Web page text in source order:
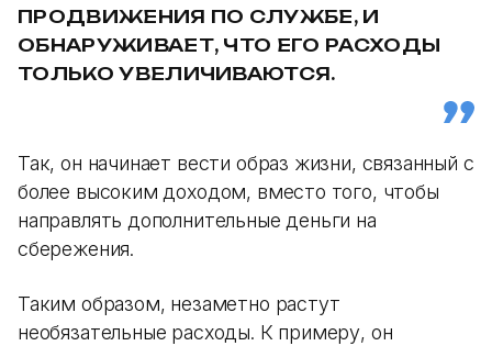
ПРОДВИЖЕНИЯ ПО СЛУЖБЕ, И
ОБНАРУЖИВАЕТ, ЧТО ЕГО РАСХОДЫ
ТОЛЬКО УВЕЛИЧИВАЮТСЯ.
Так, он начинает вести образ жизни, связанный с
более высоким доходом, вместо того, чтобы
направлять дополнительные деньги на
сбережения.
Таким образом, незаметно растут
необязательные расходы. К примеру, он